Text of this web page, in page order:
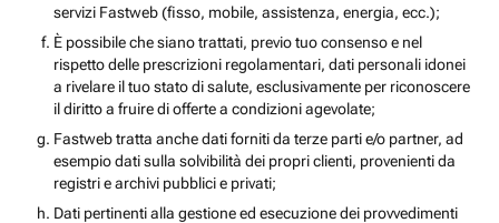
servizi Fastweb (fisso, mobile, assistenza, energia, ecc.);
È possibile che siano trattati, previo tuo consenso e nel
rispetto delle prescrizioni regolamentari, dati personali idonei
a rivelare il tuo stato di salute, esclusivamente per riconoscere
il diritto a fruire di offerte a condizioni agevolate;
Fastweb tratta anche dati forniti da terze parti e/o partner, ad
esempio dati sulla solvibilità dei propri clienti, provenienti da
registri e archivi pubblici e privati;
Dati pertinenti alla gestione ed esecuzione dei provvedimenti